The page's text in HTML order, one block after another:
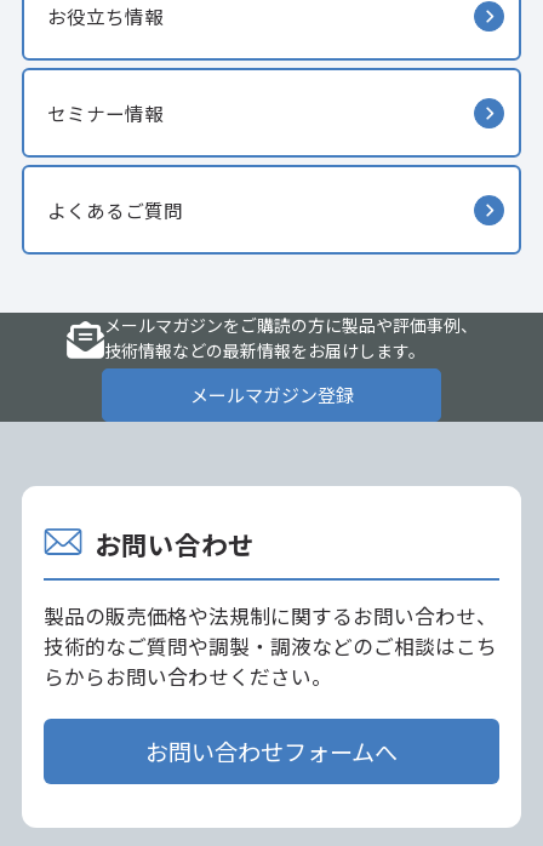
お役立ち情報
セミナー情報
よくあるご質問
メールマガジンをご購読の方に製品や評価事例、
技術情報などの最新情報をお届けします。
メールマガジン登録
お問い合わせ
製品の販売価格や法規制に関するお問い合わせ、
技術的なご質問や調製・調液などのご相談はこち
らからお問い合わせください。
お問い合わせフォームへ